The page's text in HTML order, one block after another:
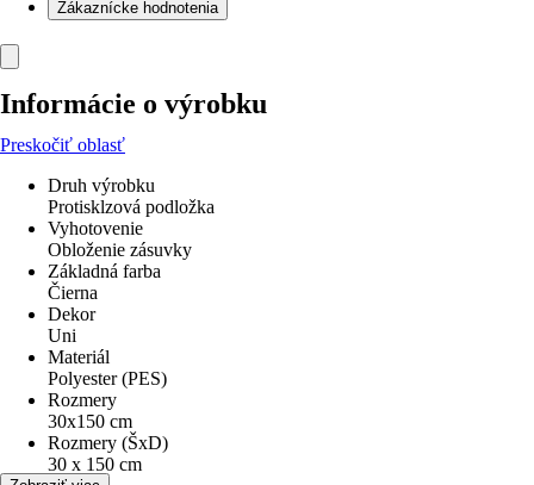
Zákaznícke hodnotenia
Informácie o výrobku
Preskočiť oblasť
Druh výrobku
Protisklzová podložka
Vyhotovenie
Obloženie zásuvky
Základná farba
Čierna
Dekor
Uni
Materiál
Polyester (PES)
Rozmery
30x150 cm
Rozmery (ŠxD)
30 x 150 cm